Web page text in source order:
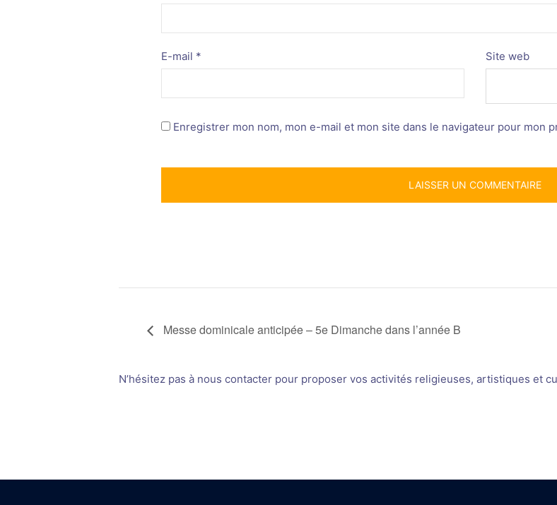
E-mail * Site web
Enregistrer mon nom, mon e-mail et mon site dans le navigateur pour mon
Messe dominicale anticipée – 5e Dimanche dans l’année B
N’hésitez pas à nous contacter pour proposer vos activités religieuses, artistiques et